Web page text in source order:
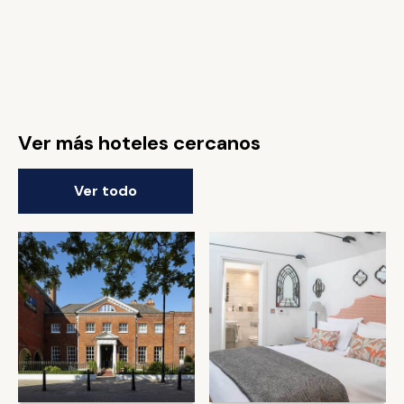
Ver más hoteles cercanos
Ver todo